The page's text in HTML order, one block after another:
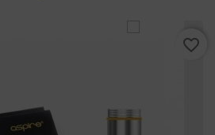
favorite_border